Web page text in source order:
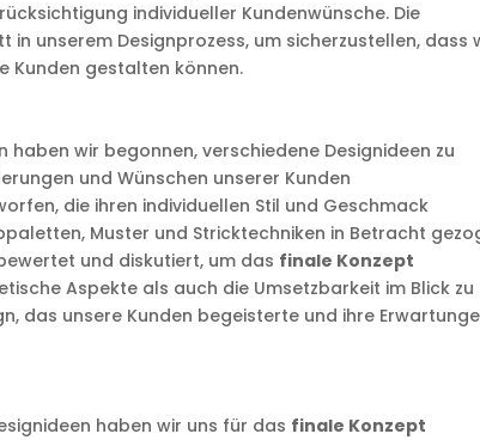
individueller Kundenwünsche. Die
unserem Designprozess, um sicherzustellen, dass
Kunden gestalten können.
wir begonnen, verschiedene Designideen zu
und Wünschen unserer Kunden
die ihren individuellen Stil und Geschmack
Muster und Stricktechniken in Betracht
und diskutiert, um das finale Konzept
Aspekte als auch die Umsetzbarkeit im Blick zu
das unsere Kunden begeisterte und ihre
haben wir uns für das finale Konzept